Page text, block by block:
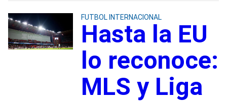
FUTBOL INTERNACIONAL
Hasta la EU
lo reconoce:
MLS y Liga